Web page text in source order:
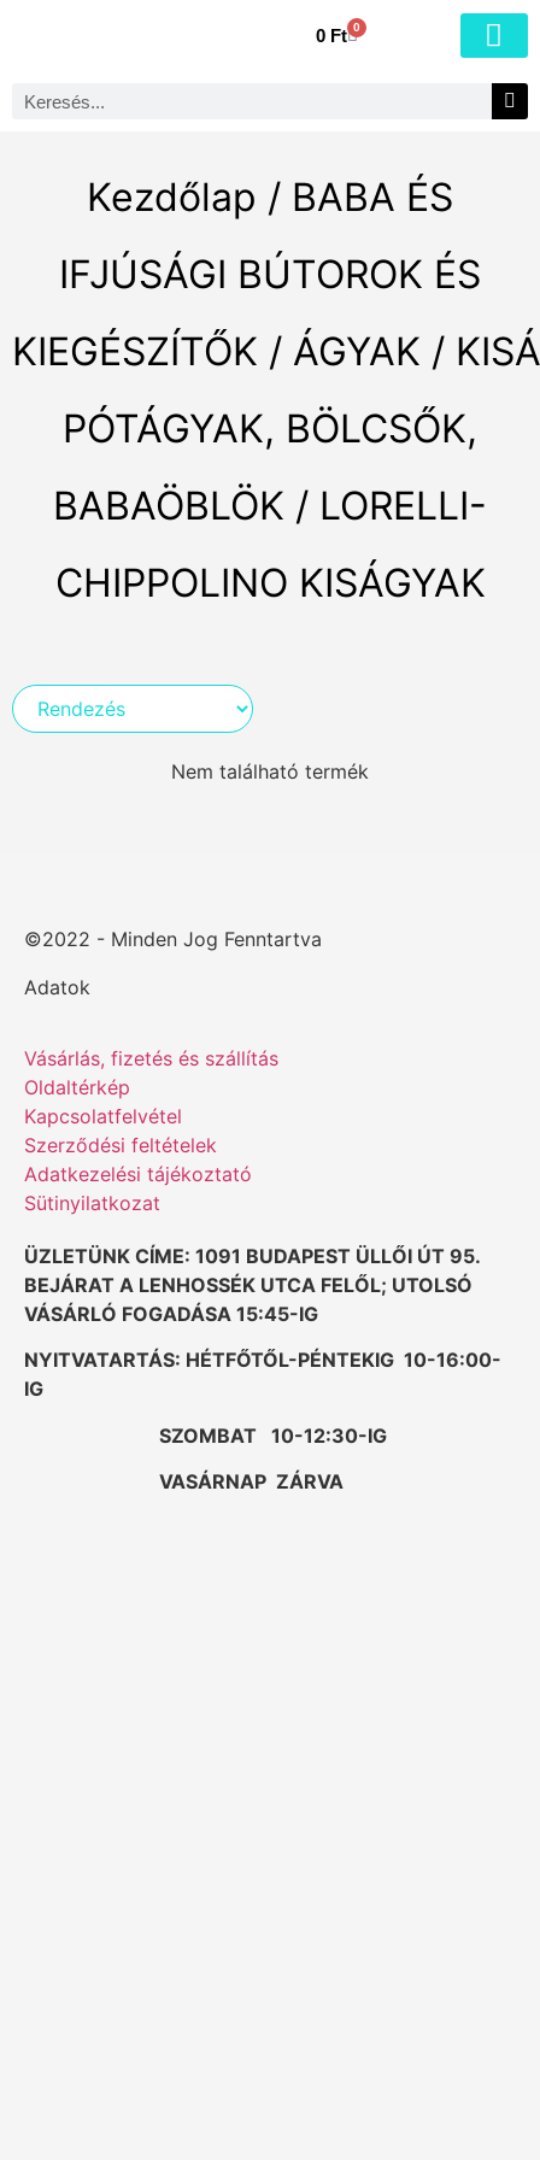
0 Ft 0
Kezdőlap / BABA ÉS
IFJÚSÁGI BÚTOROK ÉS
KIEGÉSZÍTŐK / ÁGYAK /
PÓTÁGYAK, BÖLCSŐK,
BABAÖBLÖK / LORELLI-
CHIPPOLINO KISÁGYAK
Nem található termék
©2022 - Minden Jog Fenntartva
Adatok
Vásárlás, fizetés és szállítás
Oldaltérkép
Kapcsolatfelvétel
Szerződési feltételek
Adatkezelési tájékoztató
Sütinyilatkozat
ÜZLETÜNK CÍME: 1091 BUDAPEST ÜLLŐI ÚT 95.
BEJÁRAT A LENHOSSÉK UTCA FELŐL; UTOLSÓ
VÁSÁRLÓ FOGADÁSA 15:45-IG
NYITVATARTÁS: HÉTFŐTŐL-PÉNTEKIG 10-16:00-
IG
SZOMBAT 10-12:30-IG
VASÁRNAP ZÁRVA